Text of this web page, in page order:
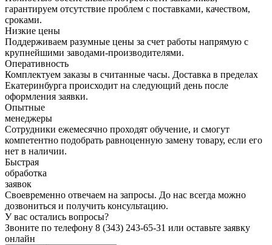
гарантируем отсутствие проблем с поставками, качеством,
сроками.
Низкие цены
Поддерживаем разумные цены за счет работы напрямую с
крупнейшими заводами-производителями.
Оперативность
Комплектуем заказы в считанные часы. Доставка в пределах
Екатеринбурга происходит на следующий день после
оформления заявки.
Опытные
менеджеры
Сотрудники ежемесячно проходят обучение, и смогут
компетентно подобрать равноценную замену товару, если его
нет в наличии.
Быстрая
обработка
заявок
Своевременно отвечаем на запросы. До нас всегда можно
дозвониться и получить консультацию.
У вас остались вопросы?
Звоните по телефону 8 (343) 243-65-31 или оставьте заявку
онлайн